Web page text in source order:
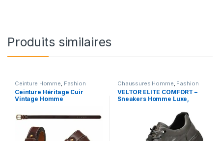
Produits similaires
Ceinture Homme Fashion
Ceinture Héritage Cuir
Vintage Homme
Chaussures Homme Fashion
VELTOR ELITE COMFORT –
Sneakers Homme Luxe,